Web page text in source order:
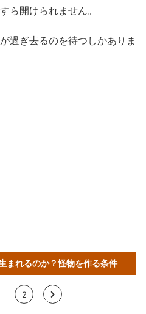
ら開けられません。
過ぎ去るのを待つしかありま
まれるのか？怪物を作る条件
2 >